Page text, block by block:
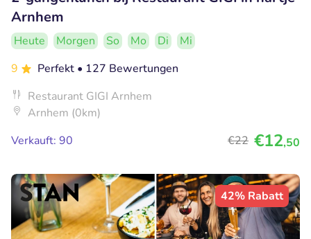
Arnhem
Heute Morgen So Mo Di
Mi
9
Perfekt • 127 Bewertungen
Restaurant GIGI Arnhem
Arnhem (0km)
Verkauft: 90
€22 €12,50
42% Rabatt